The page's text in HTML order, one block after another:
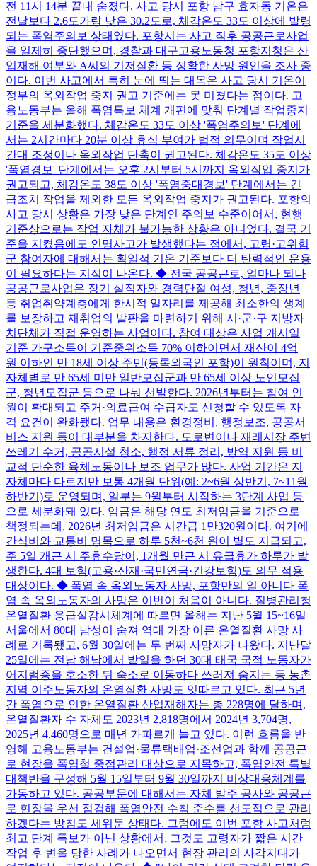
전 11시 14분 끝내 숨졌다. 사고 당시 포항 남구 효자동 기온은
전날보다 2.6도가량 낮은 30.2도로, 체감온도 33도 이상에 발령
되는 폭염주의보 상태였다. 포항시는 사고 직후 공공근로사업
을 일제히 중단했으며, 경찰과 대구고용노동청 포항지청은 산
업재해 여부와 A씨의 기저질환 등 정확한 사망 원인을 조사 중
이다. 이번 사고에서 특히 눈에 띄는 대목은 사고 당시 기온이
정부의 옥외작업 중지 권고 기준에는 못 미쳤다는 점이다. 고
용노동부는 올해 폭염특보 체계 개편에 맞춰 단계별 작업중지
기준을 세분화했다. 체감온도 33도 이상 '폭염주의보' 단계에
서는 2시간마다 20분 이상 휴식 부여가 법적 의무이며 작업시
간대 조정이나 옥외작업 단축이 권고된다. 체감온도 35도 이상
'폭염경보' 단계에서는 오후 2시부터 5시까지 옥외작업 중지가
권고되고, 체감온도 38도 이상 '폭염중대경보' 단계에서는 긴
급조치 작업을 제외한 모든 옥외작업 중지가 권고된다. 포항의
사고 당시 상황은 가장 낮은 단계인 주의보 수준이어서, 현행
기준상으로는 작업 자체가 불가능한 상황은 아니었다. 결국 기
준을 지켰음에도 인명사고가 발생했다는 점에서, 고령·고위험
군 참여자에 대해서는 획일적 기온 기준보다 더 탄력적인 운용
이 필요하다는 지적이 나온다. ◆ 전국 공공근로, 얼마나 되나
공공근로사업은 장기 실직자와 경력단절 여성, 청년, 중장년
등 취업취약계층에게 한시적 일자리를 제공해 최소한의 생계
를 보장하고 재취업의 발판을 마련하기 위해 시·군·구 지방자
치단체가 직접 운영하는 사업이다. 참여 대상은 사업 개시일
기준 가구소득이 기준중위소득 70% 이하이면서 재산이 4억
원 이하인 만 18세 이상 주민(등록외국인 포함)이 원칙이며, 지
자체별로 만 65세 미만 일반모집군과 만 65세 이상 노인모집
군, 청년모집군 등으로 나눠 선발한다. 2026년부터는 참여 인
원이 확대되고 주거·의료급여 수급자도 신청할 수 있도록 자
격 요건이 완화됐다. 업무 내용은 환경정비, 행정보조, 공공서
비스 지원 등이 대부분을 차지한다. 도로변이나 재래시장 주변
쓰레기 수거, 공공시설 청소, 행정 서류 정리, 방역 지원 등 비
교적 단순한 육체노동이나 보조 업무가 많다. 사업 기간은 지
자체마다 다르지만 보통 4개월 단위(예: 2~6월 상반기, 7~11월
하반기)로 운영되며, 일부는 9월부터 시작하는 3단계 사업 등
으로 세분화돼 있다. 임금은 해당 연도 최저임금을 기준으로
책정되는데, 2026년 최저임금은 시간급 1만320원이다. 여기에
간식비와 교통비 명목으로 하루 5천~6천 원이 별도 지급되고,
주 5일 개근 시 주휴수당이, 1개월 만근 시 유급휴가 하루가 발
생한다. 4대 보험(고용·산재·국민연금·건강보험)도 의무 적용
대상이다. ◆ 폭염 속 옥외노동자 사망, 포항만의 일 아니다 폭
염 속 옥외노동자의 사망은 이번이 처음이 아니다. 질병관리청
온열질환 응급실감시체계에 따르면 올해는 지난 5월 15~16일
서울에서 80대 남성이 숨져 역대 가장 이른 온열질환 사망 사
례로 기록됐고, 6월 30일에는 두 번째 사망자가 나왔다. 지난달
25일에는 전남 해남에서 밭일을 하던 30대 태국 국적 노동자가
어지럼증을 호소한 뒤 숙소로 이동하다 쓰러져 숨지는 등 농촌
지역 이주노동자의 온열질환 사망도 잇따르고 있다. 최근 5년
간 폭염으로 인한 온열질환 산업재해자는 총 228명에 달하며,
온열질환자 수 자체도 2023년 2,818명에서 2024년 3,704명,
2025년 4,460명으로 매년 가파르게 늘고 있다. 이런 흐름을 반
영해 고용노동부는 건설업·물류택배업·조선업과 함께 공공근
로 현장을 폭염철 중점관리 대상으로 지목하고, 폭염안전 특별
대책반을 구성해 5월 15일부터 9월 30일까지 비상대응체계를
가동하고 있다. 공공부문에 대해서는 자체 발주 공사와 공공근
로 현장을 우선 점검해 폭염안전 수칙 준수를 선도적으로 관리
하겠다는 방침도 세워둔 상태다. 그럼에도 이번 포항 사고처럼
최고 단계 특보가 아닌 상황에서, 그것도 고령자가 짧은 시간
작업 후 변을 당한 사례가 나오면서 현장 관리의 사각지대가